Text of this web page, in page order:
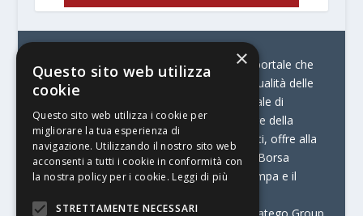
© Stratego Group –
stampamedia.net è il portale che
racconta le innovazioni tecnologiche e l’attualità delle
aziende di stampa e di converting. È il portale di
riferimento per chi opera in Italia nel settore della
comunicazione stampata. Oltre ai contenuti, offre alla
propria community diversi servizi come:
la Borsa
Lavoro, la Print Connection, i Big della Stampa e il
×
Questo sito web utilizza
cookie
Questo sito web utilizza i cookie per
migliorare la tua esperienza di
navigazione. Utilizzando il nostro sito web
acconsenti a tutti i cookie in conformità con
la nostra policy per i cookie. Leggi di più
STRETTAMENTE NECESSARI